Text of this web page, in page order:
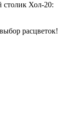
Хол-20:
расцветок!